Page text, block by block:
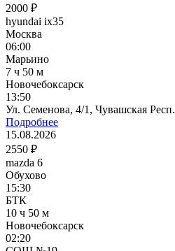
2000 ₽
hyundai ix35
Москва
06:00
Марьино
7 ч 50 м
Новочебоксарск
13:50
Ул. Семенова, 4/1, Чувашская Респ.
Подробнее
15.08.2026
2550 ₽
mazda 6
Обухово
15:30
БТК
10 ч 50 м
Новочебоксарск
02:20